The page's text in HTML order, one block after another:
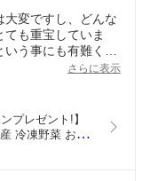
大変ですし、どんな
も重宝していま
う事にも有難く思
さらに表示
プレゼント!】
冷凍野菜 お手